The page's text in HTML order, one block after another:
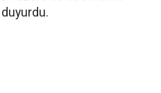
duyurdu.